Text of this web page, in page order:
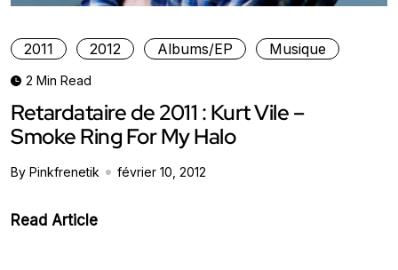
2011 2012 Albums/EP Musique
2 Min Read
Retardataire de 2011 : Kurt Vile –
Smoke Ring For My Halo
By Pinkfrenetik février 10, 2012
Read Article